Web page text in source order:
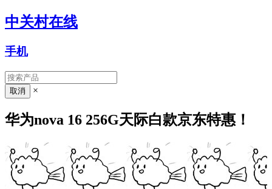
中关村在线
手机
×
华为nova 16 256G天际白款京东特惠！